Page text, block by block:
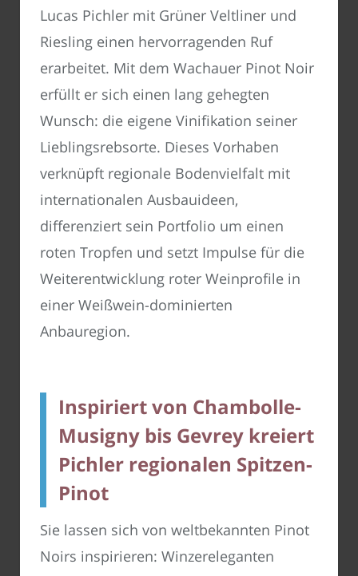
Lucas Pichler mit Grüner Veltliner und
Riesling einen hervorragenden Ruf
erarbeitet. Mit dem Wachauer Pinot Noir
erfüllt er sich einen lang gehegten
Wunsch: die eigene Vinifikation seiner
Lieblingsrebsorte. Dieses Vorhaben
verknüpft regionale Bodenvielfalt mit
internationalen Ausbauideen,
differenziert sein Portfolio um einen
roten Tropfen und setzt Impulse für die
Weiterentwicklung roter Weinprofile in
einer Weißwein-dominierten
Anbauregion.
Inspiriert von Chambolle-
Musigny bis Gevrey kreiert
Pichler regionalen Spitzen-
Pinot
Sie lassen sich von weltbekannten Pinot
Noirs inspirieren: Winzereleganten